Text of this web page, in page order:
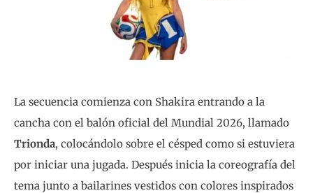
La secuencia comienza con Shakira entrando a la
cancha con el balón oficial del Mundial 2026, llamado
Trionda, colocándolo sobre el césped como si estuviera
por iniciar una jugada. Después inicia la coreografía del
tema junto a bailarines vestidos con colores inspirados